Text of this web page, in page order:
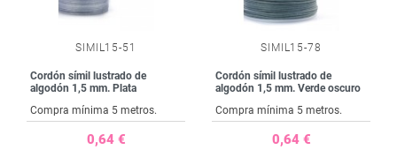
SIMIL15-51
Cordón símil lustrado de
algodón 1,5 mm. Plata
Compra mínima 5 metros.
0,64 €
SIMIL15-78
Cordón símil lustrado de
algodón 1,5 mm. Verde oscuro
Compra mínima 5 metros.
0,64 €